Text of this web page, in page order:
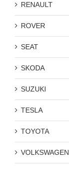
RENAULT
ROVER
SEAT
SKODA
SUZUKI
TESLA
TOYOTA
VOLKSWAGEN